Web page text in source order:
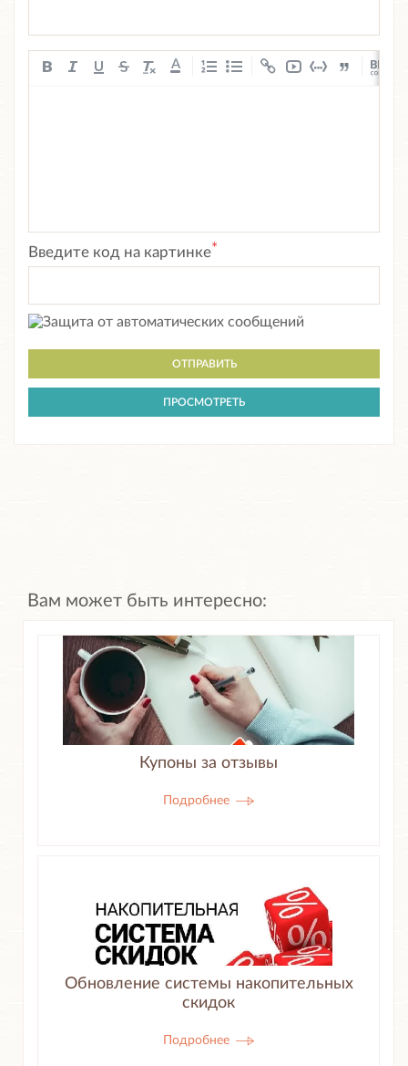
A
Введите код на картинке*
Вам может быть интересно:
Купоны за отзывы
Подробнее
Обновление системы накопительных
скидок
Подробнее